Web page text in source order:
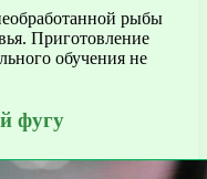
рыбы
Приготовление
обучения не
фугу